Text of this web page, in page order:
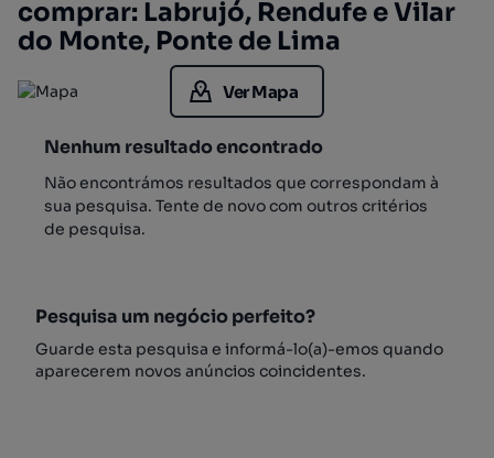
comprar: Labrujó, Rendufe e Vilar
do Monte, Ponte de Lima
Ver Mapa
Nenhum resultado encontrado
Não encontrámos resultados que correspondam à
sua pesquisa. Tente de novo com outros critérios
de pesquisa.
Pesquisa um negócio perfeito?
Guarde esta pesquisa e informá-lo(a)-emos quando
aparecerem novos anúncios coincidentes.